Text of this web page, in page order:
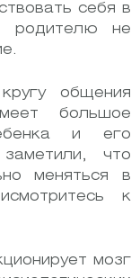
себя в
родителю не
общения
большое
и его
что
меняться в
к
мозг